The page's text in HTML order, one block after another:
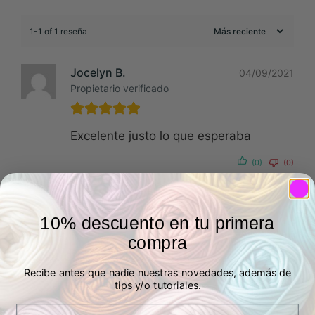
1-1 of 1 reseña
Jocelyn B.
Propietario verificado
04/09/2021
Excelente justo lo que esperaba
(0) (0)
Productos relacionados
10% descuento en tu primera
compra
Recibe antes que nadie nuestras novedades, además de
tips y/o tutoriales.
Email